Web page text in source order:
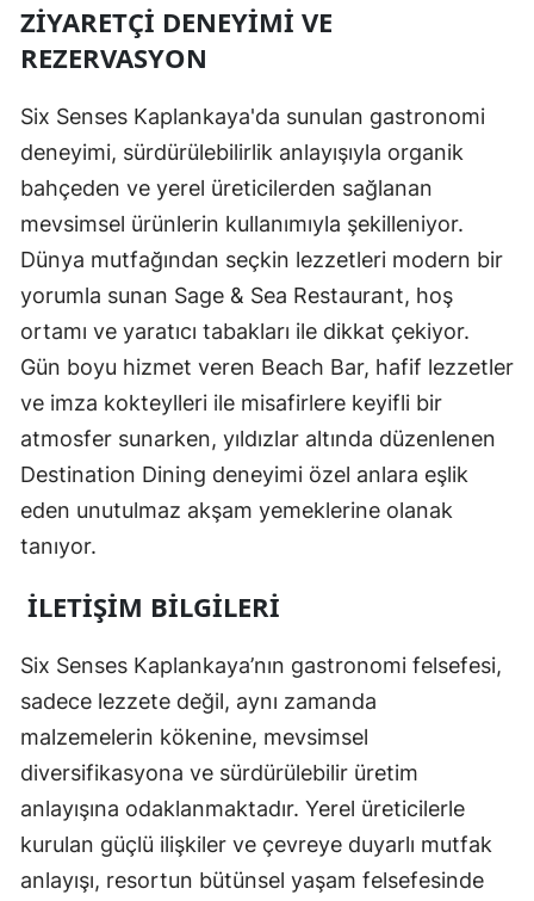
ZIYARETÇI DENEYIMI VE
REZERVASYON
Six Senses Kaplankaya'da sunulan gastronomi
deneyimi, sürdürülebilirlik anlayışıyla organik
bahçeden ve yerel üreticilerden sağlanan
mevsimsel ürünlerin kullanımıyla şekilleniyor.
Dünya mutfağından seçkin lezzetleri modern bir
yorumla sunan Sage & Sea Restaurant, hoş
ortamı ve yaratıcı tabakları ile dikkat çekiyor.
Gün boyu hizmet veren Beach Bar, hafif lezzetler
ve imza kokteylleri ile misafirlere keyifli bir
atmosfer sunarken, yıldızlar altında düzenlenen
Destination Dining deneyimi özel anlara eşlik
eden unutulmaz akşam yemeklerine olanak
tanıyor.
İLETIŞIM BILGILERI
Six Senses Kaplankaya’nın gastronomi felsefesi,
sadece lezzete değil, aynı zamanda
malzemelerin kökenine, mevsimsel
diversifikasyona ve sürdürülebilir üretim
anlayışına odaklanmaktadır. Yerel üreticilerle
kurulan güçlü ilişkiler ve çevreye duyarlı mutfak
anlayışı, resortun bütünsel yaşam felsefesinde